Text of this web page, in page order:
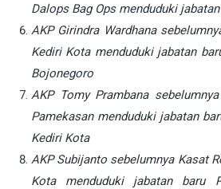
Dalops Bag Ops menduduki
AKP Girindra Wardhana
Kediri Kota menduduki jabatan
Bojonegoro
AKP Tomy Prambana
Pamekasan menduduki jabatan
Kediri Kota
AKP Subijanto sebelumnya Kasat
Kota menduduki jabatan